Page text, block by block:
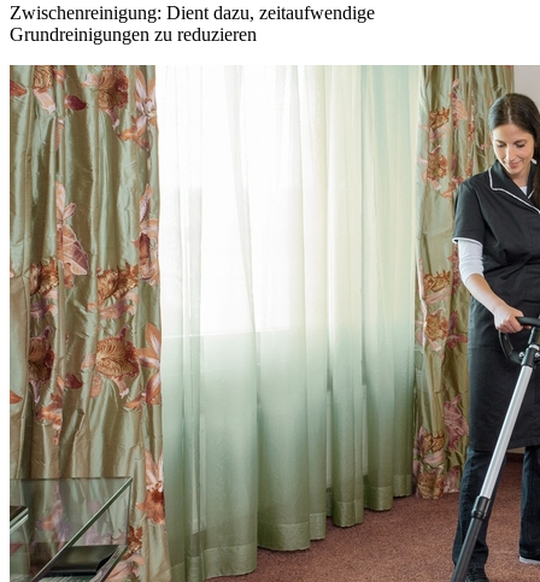
Zwischenreinigung: Dient dazu, zeitaufwendige
Grundreinigungen zu reduzieren